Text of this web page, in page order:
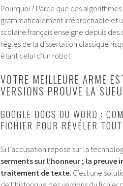
Pourquoi ? Parce que ces
grammaticalement irréprochable et
scolaire français enseigne depuis
règles de la dissertation classique
étant celui d’un robot.
VOTRE MEILLEURE ARME
VERSIONS PROUVE LA
GOOGLE DOCS OU WORD :
FICHIER POUR RÉVÉLER
Si l’accusation repose sur la
serments sur l’honneur ; la
traitement de texte. C’est une